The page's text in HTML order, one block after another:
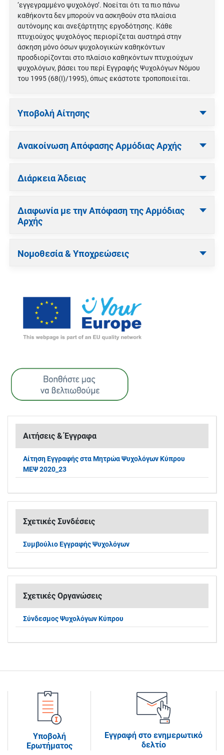
‘εγγεγραµµένο ψυχολόγο’. Νοείται ότι τα πιο πάνω
καθήκοντα δεν μπορούν να ασκηθούν στα πλαίσια
αυτόνομης και ανεξάρτητης εργοδότησης. Κάθε
πτυχιούχος ψυχολόγος περιορίζεται αυστηρά στην
άσκηση µόνο όσων ψυχολογικών καθηκόντων
προσδιορίζονται στο πλαίσιο καθηκόντων πτυχιούχων
ψυχολόγων, βάσει του περί Εγγραφής Ψυχολόγων Νόμου
του 1995 (68(I)/1995), όπως εκάστοτε τροποποιείται.
Υποβολή Αίτησης
Ανακοίνωση Απόφασης Αρμόδιας Αρχής
Διάρκεια Άδειας
Διαφωνία με την Απόφαση της Αρμόδιας
Αρχής
Νομοθεσία & Υποχρεώσεις
Αιτήσεις & Έγγραφα
Αίτηση Εγγραφής στα Μητρώα Ψυχολόγων Κύπρου
ΜΕΨ 2020_23
Σχετικές Συνδέσεις
Συμβούλιο Εγγραφής Ψυχολόγων
Σχετικές Οργανώσεις
Σύνδεσμος Ψυχολόγων Κύπρου
Υποβολή
Ερωτήματος
Εγγραφή στο ενημερωτικό
δελτίο